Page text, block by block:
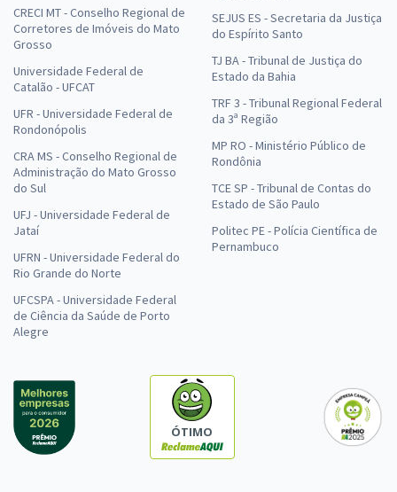
CRECI MT - Conselho Regional de
Corretores de Imóveis do Mato
Grosso
Universidade Federal de
Catalão - UFCAT
UFR - Universidade Federal de
Rondonópolis
CRA MS - Conselho Regional de
Administração do Mato Grosso
do Sul
UFJ - Universidade Federal de
Jataí
UFRN - Universidade Federal do
Rio Grande do Norte
UFCSPA - Universidade Federal
de Ciência da Saúde de Porto
Alegre
SEJUS ES - Secretaria da Justiça
do Espírito Santo
TJ BA - Tribunal de Justiça do
Estado da Bahia
TRF 3 - Tribunal Regional Federal
da 3ª Região
MP RO - Ministério Público de
Rondônia
TCE SP - Tribunal de Contas do
Estado de São Paulo
Politec PE - Polícia Científica de
Pernambuco
ÓTIMO